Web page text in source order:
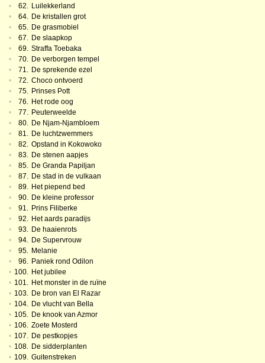
•
62. Luilekkerland
•
64. De kristallen grot
•
65. De grasmobiel
•
67. De slaapkop
•
69. Straffa Toebaka
•
70. De verborgen tempel
•
71. De sprekende ezel
•
72. Choco ontvoerd
•
75. Prinses Pott
•
76. Het rode oog
•
77. Peuterweelde
•
80. De Njam-Njambloem
•
81. De luchtzwemmers
•
82. Opstand in Kokowoko
•
83. De stenen aapjes
•
85. De Granda Papiljan
•
87. De stad in de vulkaan
•
89. Het piepend bed
•
90. De kleine professor
•
91. Prins Filiberke
•
92. Het aards paradijs
•
93. De haaienrots
•
94. De Supervrouw
•
95. Melanie
•
96. Paniek rond Odilon
• 100. Het jubilee
• 101. Het monster in de ruïne
• 103. De bron van El Razar
• 104. De vlucht van Bella
• 105. De knook van Azmor
• 106. Zoete Mosterd
• 107. De pestkopjes
• 108. De sidderplanten
• 109. Guitenstreken